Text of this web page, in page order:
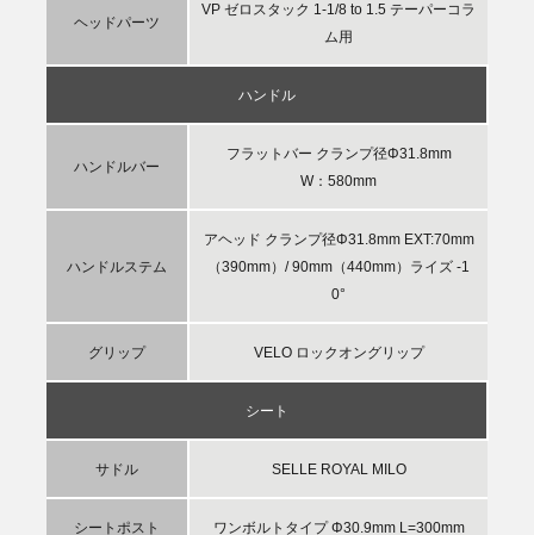
ヘッドパーツ
VP ゼロスタック 1-1/8 to 1.5 テーパーコラ
ム用
ハンドル
ハンドルバー
フラットバー クランプ径Φ31.8mm
W：580mm
ハンドルステム
アヘッド クランプ径Φ31.8mm EXT:70mm
（390mm）/ 90mm（440mm）ライズ -1
0°
グリップ VELO ロックオングリップ
シート
サドル SELLE ROYAL MILO
シートポスト ワンボルトタイプ Φ30.9mm L=300mm